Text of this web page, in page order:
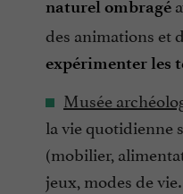
naturel ombragé
des animations et
expérimenter les
Musée
la vie quotidienne
(mobilier,
jeux, modes de